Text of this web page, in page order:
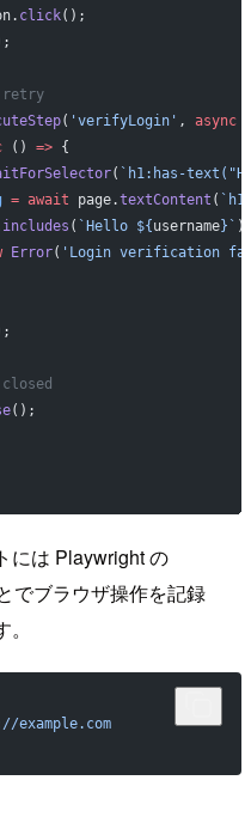
click();
( 'verifyLogin' , async
() => {
( `h1:has-
= await page.textContent (
includes ( `Hello ${ username}`
Error( 'Login verification
();
には Playwright の
でブラウザ操作を記録